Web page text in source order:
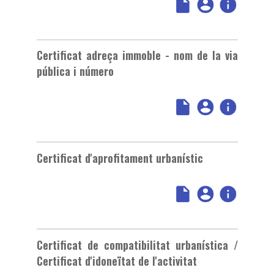
Certificat adreça immoble - nom de la via
pública i número
Certificat d'aprofitament urbanístic
Certificat de compatibilitat urbanística /
Certificat d'idoneïtat de l'activitat